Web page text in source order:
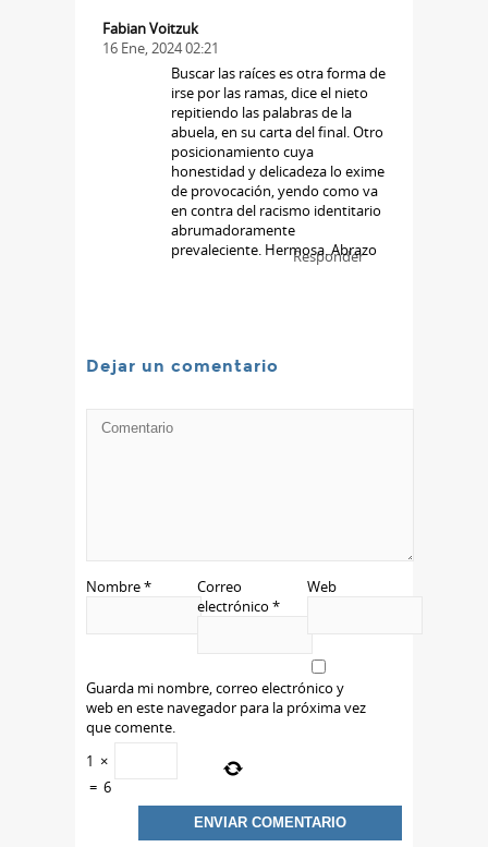
Fabian Voitzuk
16 Ene, 2024 02:21
Buscar las raíces es otra forma de
irse por las ramas, dice el nieto
repitiendo las palabras de la
abuela, en su carta del final. Otro
posicionamiento cuya
honestidad y delicadeza lo exime
de provocación, yendo como va
en contra del racismo identitario
abrumadoramente
prevaleciente. Hermosa. Abrazo
Responder
Dejar un comentario
Nombre*
Correo
electrónico *
Web
Guarda mi nombre, correo electrónico y
web en este navegador para la próxima vez
que comente.
1 ×
= 6